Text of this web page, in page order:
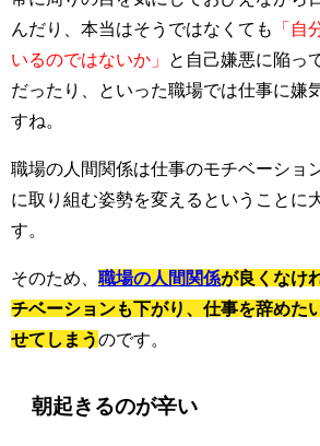
んだり、本当はそうではなくても
「自
いるのではないか」
と自己嫌悪に陥っ
だったり、といった職場では仕事に嫌
すね。
職場の人間関係は仕事のモチベーショ
に取り組む姿勢を変えるということに
す。
そのため、 職場の人間関係が良くなけ
チベーションも下がり、仕事を辞めた
せてしまうのです。
朝起きるのが辛い